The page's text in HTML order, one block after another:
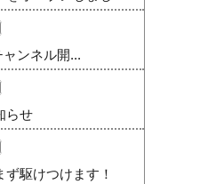
ャンネル開...
らせ
駆けつけます！